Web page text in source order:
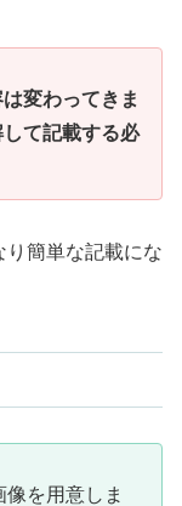
変わってきま
て記載する必
簡単な記載にな
を用意しま